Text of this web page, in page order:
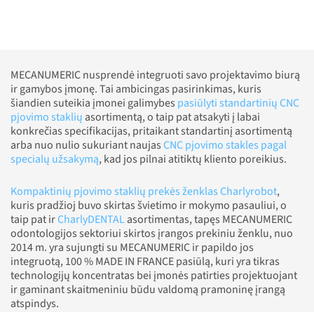
MECANUMERIC nusprendė integruoti savo projektavimo biurą
ir gamybos įmonę. Tai ambicingas pasirinkimas, kuris
šiandien suteikia įmonei galimybes pasiūlyti standartinių CNC
pjovimo staklių asortimentą, o taip pat atsakyti į labai
konkrečias specifikacijas, pritaikant standartinį asortimentą
arba nuo nulio sukuriant naujasCNC pjovimo stakles pagal
specialų užsakymą, kad jos pilnai atitiktų kliento poreikius.
Kompaktinių pjovimo staklių prekės ženklas Charlyrobot,
kuris pradžioj buvo skirtas švietimo ir mokymo pasauliui, o
taip pat irCharlyDENTALasortimentas, tapęs MECANUMERIC
odontologijos sektoriui skirtos įrangos prekiniu ženklu, nuo
2014 m. yra sujungti su MECANUMERIC ir papildo jos
integruotą, 100 % MADE IN FRANCE pasiūlą, kuri yra tikras
technologijų koncentratas bei įmonės patirties projektuojant
ir gaminant skaitmeniniu būdu valdomą pramoninę įrangą
atspindys.